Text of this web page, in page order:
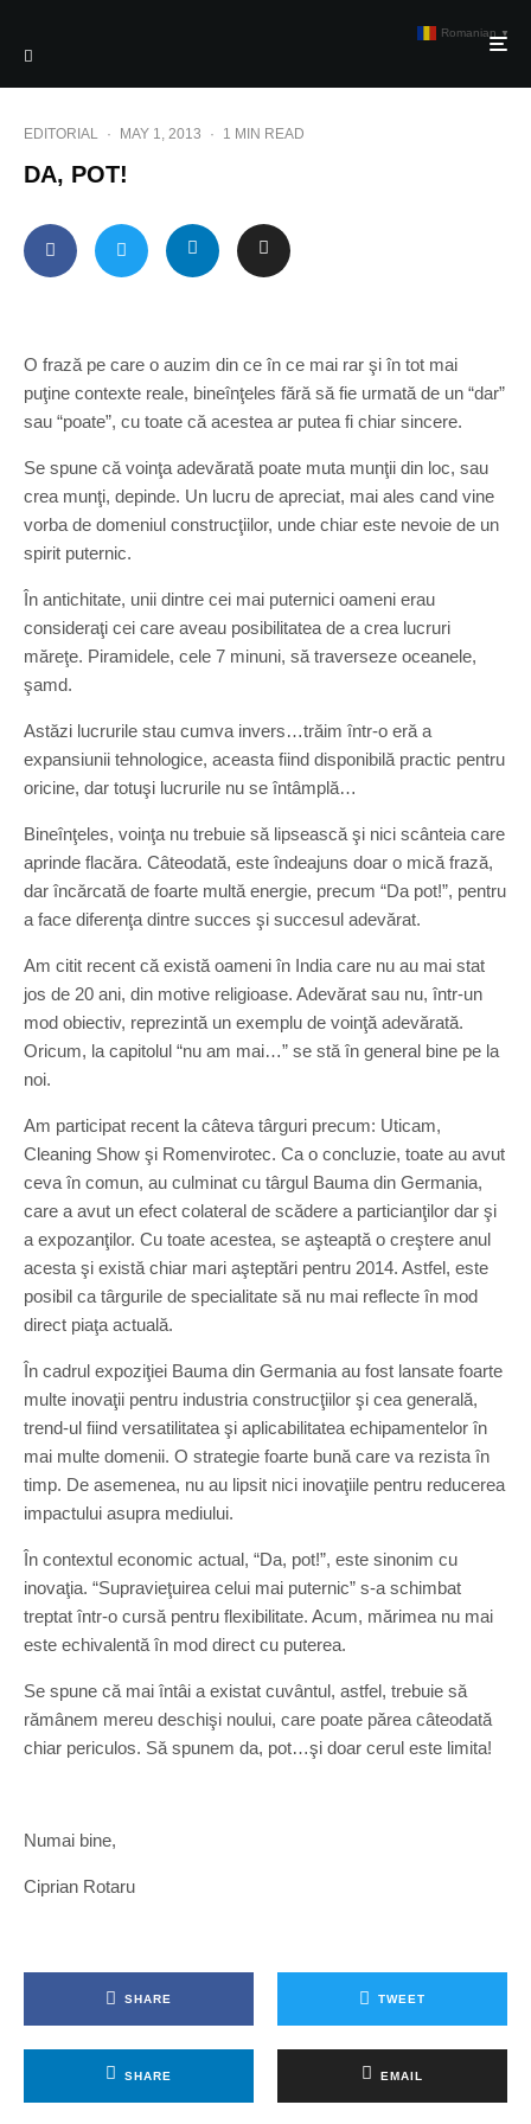
EDITORIAL · MAY 1, 2013 · 1 MIN READ
DA, POT!
O frază pe care o auzim din ce în ce mai rar şi în tot mai
puţine contexte reale, bineînţeles fără să fie urmată de un “dar”
sau “poate”, cu toate că acestea ar putea fi chiar sincere.
Se spune că voinţa adevărată poate muta munţii din loc, sau
crea munţi, depinde. Un lucru de apreciat, mai ales cand vine
vorba de domeniul construcţiilor, unde chiar este nevoie de un
spirit puternic.
În antichitate, unii dintre cei mai puternici oameni erau
consideraţi cei care aveau posibilitatea de a crea lucruri
măreţe. Piramidele, cele 7 minuni, să traverseze oceanele,
şamd.
Astăzi lucrurile stau cumva invers…trăim într-o eră a
expansiunii tehnologice, aceasta fiind disponibilă practic pentru
oricine, dar totuşi lucrurile nu se întâmplă…
Bineînţeles, voinţa nu trebuie să lipsească şi nici scânteia care
aprinde flacăra. Câteodată, este îndeajuns doar o mică frază,
dar încărcată de foarte multă energie, precum “Da pot!”, pentru
a face diferenţa dintre succes şi succesul adevărat.
Am citit recent că există oameni în India care nu au mai stat
jos de 20 ani, din motive religioase. Adevărat sau nu, într-un
mod obiectiv, reprezintă un exemplu de voinţă adevărată.
Oricum, la capitolul “nu am mai…” se stă în general bine pe la
noi.
Am participat recent la câteva târguri precum: Uticam,
Cleaning Show şi Romenvirotec. Ca o concluzie, toate au avut
ceva în comun, au culminat cu târgul Bauma din Germania,
care a avut un efect colateral de scădere a particianţilor dar şi
a expozanţilor. Cu toate acestea, se aşteaptă o creştere anul
acesta şi există chiar mari aşteptări pentru 2014. Astfel, este
posibil ca târgurile de specialitate să nu mai reflecte în mod
direct piaţa actuală.
În cadrul expoziţiei Bauma din Germania au fost lansate foarte
multe inovaţii pentru industria construcţiilor şi cea generală,
trend-ul fiind versatilitatea şi aplicabilitatea echipamentelor în
mai multe domenii. O strategie foarte bună care va rezista în
timp. De asemenea, nu au lipsit nici inovaţiile pentru reducerea
impactului asupra mediului.
În contextul economic actual, “Da, pot!”, este sinonim cu
inovaţia. “Supravieţuirea celui mai puternic” s-a schimbat
treptat într-o cursă pentru flexibilitate. Acum, mărimea nu mai
este echivalentă în mod direct cu puterea.
Se spune că mai întâi a existat cuvântul, astfel, trebuie să
rămânem mereu deschişi noului, care poate părea câteodată
chiar periculos. Să spunem da, pot…şi doar cerul este limita!
Numai bine,
Ciprian Rotaru
SHARE TWEET
SHARE EMAIL
Romanian ▼